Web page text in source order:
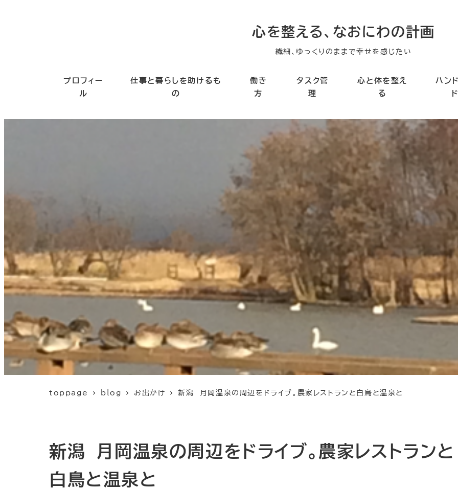
心を整える、なおにわの計画
繊細、ゆっくりのままで幸せを感じたい
プロフィー
ル
仕事と暮らしを助けるも
の
働き
方
タスク管
理
心と体を整え
る
ハン
ド
toppage blog お出かけ 新潟 月岡温泉の周辺をドライブ。農家レストランと白鳥と温泉と
新潟 月岡温泉の周辺をドライブ。農家レストランと
白鳥と温泉と